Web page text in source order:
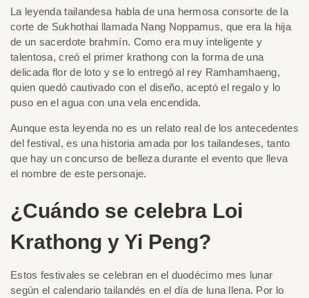
La leyenda tailandesa habla de una hermosa consorte de la
corte de Sukhothai llamada Nang Noppamus, que era la hija
de un sacerdote brahmín. Como era muy inteligente y
talentosa, creó el primer krathong con la forma de una
delicada flor de loto y se lo entregó al rey Ramhamhaeng,
quien quedó cautivado con el diseño, aceptó el regalo y lo
puso en el agua con una vela encendida.
Aunque esta leyenda no es un relato real de los antecedentes
del festival, es una historia amada por los tailandeses, tanto
que hay un concurso de belleza durante el evento que lleva
el nombre de este personaje.
¿Cuándo se celebra Loi
Krathong y Yi Peng?
Estos festivales se celebran en el duodécimo mes lunar
según el calendario tailandés en el día de luna llena. Por lo